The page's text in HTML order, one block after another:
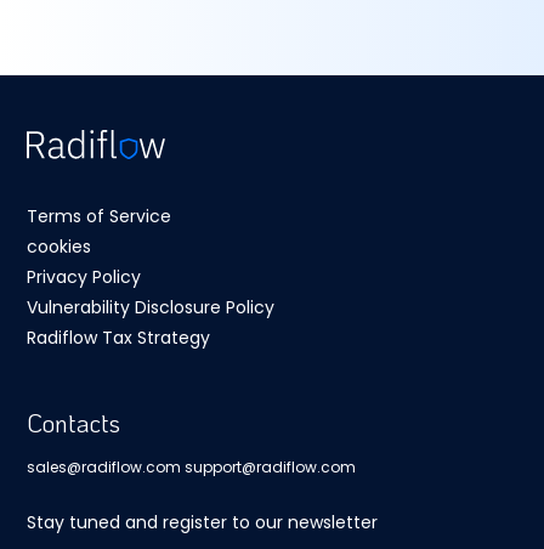
Terms of Service
cookies
Privacy Policy
Vulnerability Disclosure Policy
Radiflow Tax Strategy
Contacts
sales@radiflow.com support@radiflow.com
Stay tuned and register to our newsletter